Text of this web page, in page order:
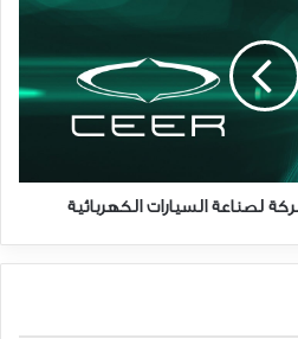
لصناعة السيارات الكهربائية